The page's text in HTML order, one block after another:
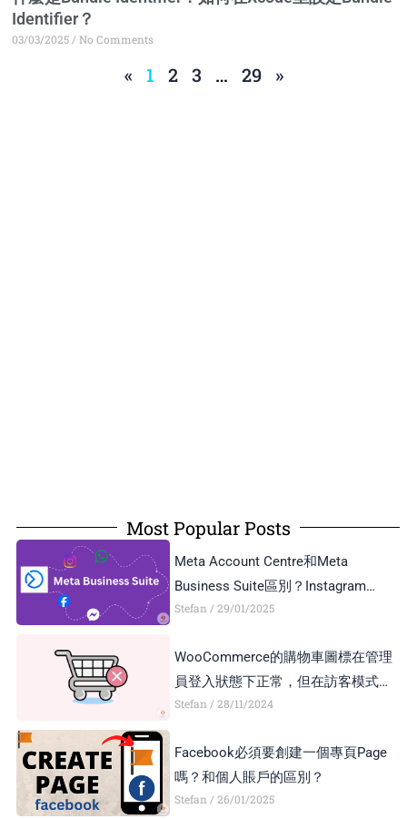
Identifier？
03/03/2025 No Comments
« 1 2 3 … 29 »
Most Popular Posts
Meta Account Centre和Meta
Business Suite區別？Instagram
Business Account和Creator Account
Stefan 29/01/2025
WooCommerce的購物車圖標在管理
員登入狀態下正常，但在訪客模式下
顯示異常，如何解決？
Stefan 28/11/2024
Facebook必須要創建一個專頁Page
嗎？和個人賬戶的區別？
Stefan 26/01/2025